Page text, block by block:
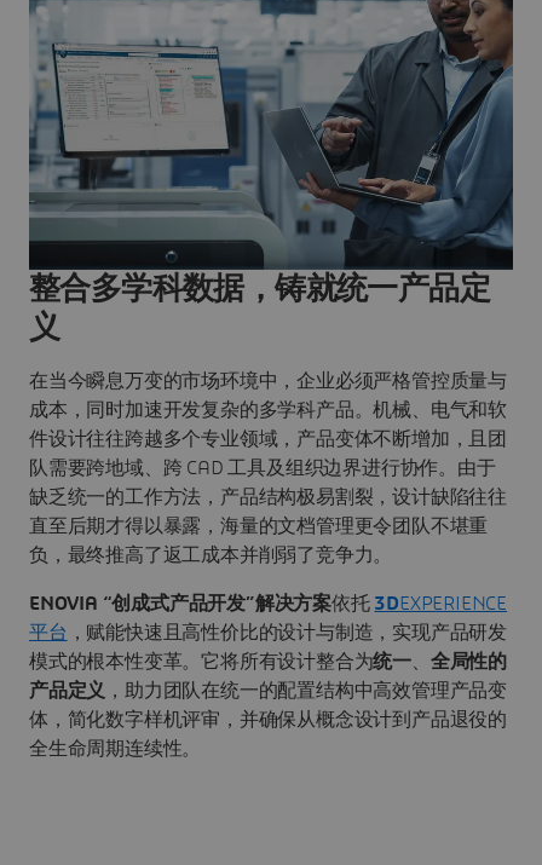
整合多学科数据，铸就统一产品定
义
在当今瞬息万变的市场环境中，企业必须严格管控质量与
成本，同时加速开发复杂的多学科产品。机械、电气和软
件设计往往跨越多个专业领域，产品变体不断增加，且团
队需要跨地域、跨 CAD 工具及组织边界进行协作。由于
缺乏统一的工作方法，产品结构极易割裂，设计缺陷往往
直至后期才得以暴露，海量的文档管理更令团队不堪重
负，最终推高了返工成本并削弱了竞争力。
ENOVIA “创成式产品开发”解决方案依托 3DEXPERIENCE
平台 ，赋能快速且高性价比的设计与制造，实现产品研发
模式的根本性变革。它将所有设计整合为统一、 全局性的
产品定义 ，助力团队在统一的配置结构中高效管理产品变
体，简化数字样机评审，并确保从概念设计到产品退役的
全生命周期连续性。